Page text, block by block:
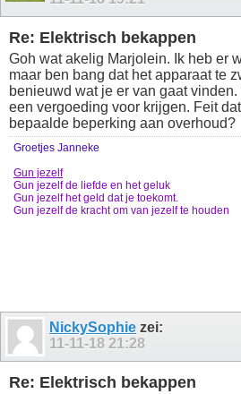
Re: Elektrisch bekappen
Goh wat akelig Marjolein. Ik heb er
maar ben bang dat het apparaat te
benieuwd wat je er van gaat
een vergoeding voor krijgen. Feit
bepaalde beperking aan overhoud?
Groetjes Janneke
Gun jezelf
Gun jezelf de liefde en het geluk
Gun jezelf het geld dat je toekomt.
Gun jezelf de kracht om van jezelf te houden
NickySophie zei:
11-11-18 21:28
Re: Elektrisch bekappen